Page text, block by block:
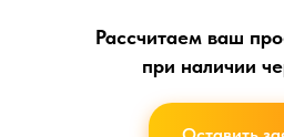
Рассчитаем ваш
при наличии